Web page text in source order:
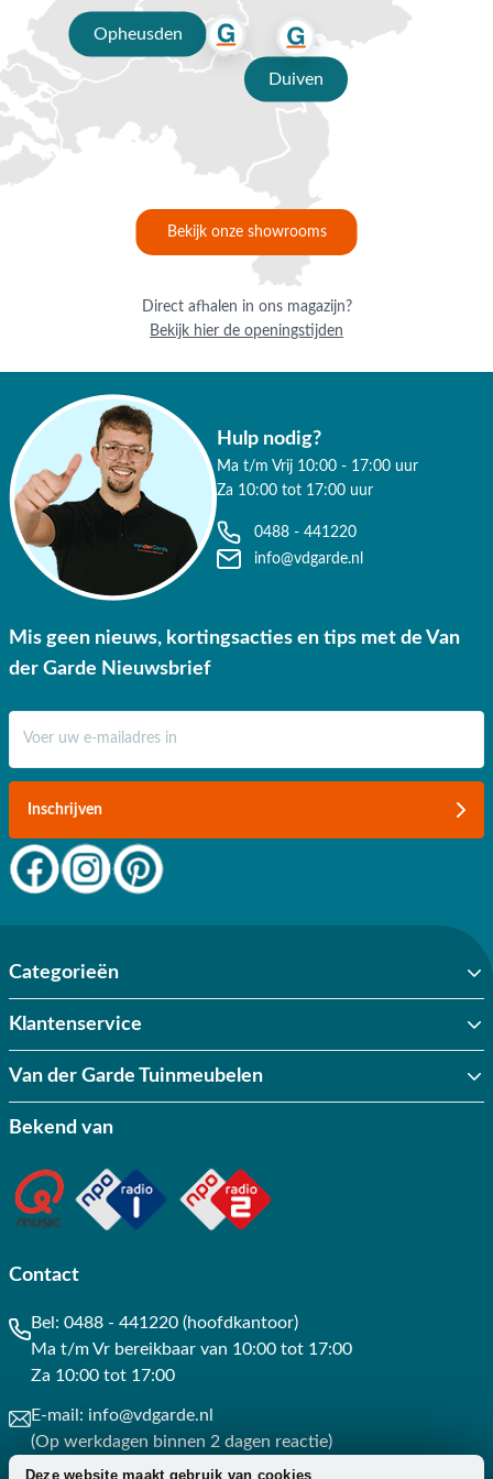
Deze website maakt gebruik van cookies
Opheusden
Duiven
Bekijk onze showrooms
Direct afhalen in ons magazijn?
Bekijk hier de openingstijden
Hulp nodig?
Ma t/m Vrij 10:00 - 17:00 uur
Za 10:00 tot 17:00 uur
0488 - 441220
info@vdgarde.nl
Mis geen nieuws, kortingsacties en tips met de Van
der Garde Nieuwsbrief
Inschrijven
Categorieën
Klantenservice
Van der Garde Tuinmeubelen
Bekend van
Contact
Bel: 0488 - 441220 (hoofdkantoor)
Ma t/m Vr bereikbaar van 10:00 tot 17:00
Za 10:00 tot 17:00
E-mail: info@vdgarde.nl
(Op werkdagen binnen 2 dagen reactie)